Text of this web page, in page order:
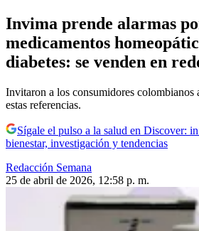
Invima prende alarmas
medicamentos
diabetes: se venden en
Invitaron a los consumidores colombianos
estas referencias.
Sígale el pulso a la salud en Discover:
bienestar, investigación y tendencias
Redacción Semana
25 de abril de 2026, 12:58 p. m.